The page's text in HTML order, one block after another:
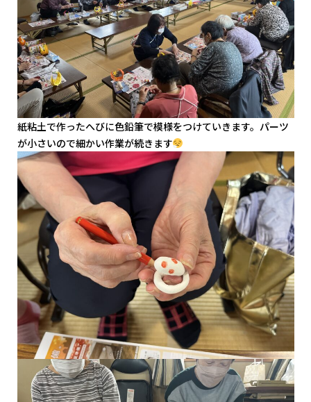
紙粘土で作ったへびに色鉛筆で模様をつけていきます。パーツ
が小さいので細かい作業が続きます